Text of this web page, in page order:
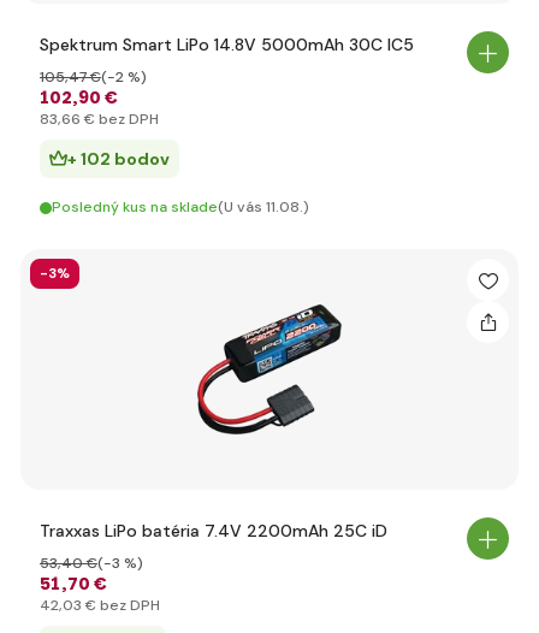
Spektrum Smart LiPo 14.8V 5000mAh 30C IC5
102,90 €
105,47 €(-2 %)
83,66 € bez DPH
+ 102 bodov
Posledný kus na sklade(U vás 11.08.)
-3%
Traxxas LiPo batéria 7.4V 2200mAh 25C iD
51,70 €
53,40 €(-3 %)
42,03 € bez DPH